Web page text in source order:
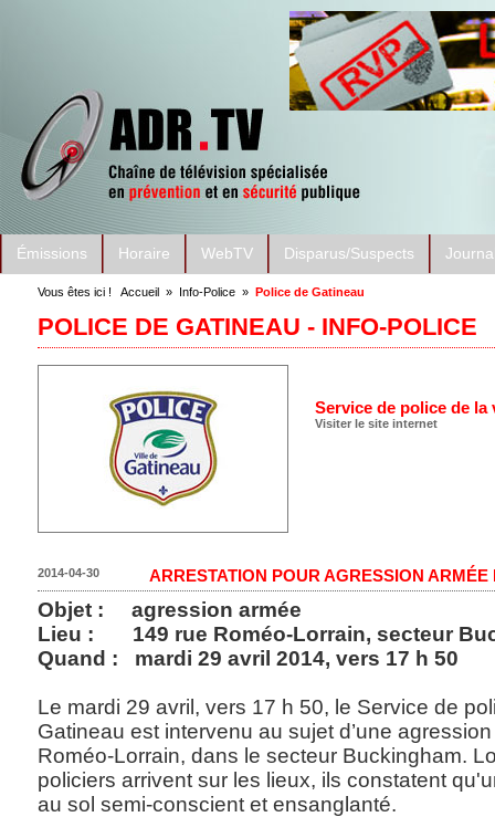
Émissions Horaire WebTV Disparus/Suspects
Vous êtes ici ! Accueil » Info-Police » Police de Gatineau
POLICE DE GATINEAU - INFO-POLICE
Service de police de la
Visiter le site internet
ARRESTATION POUR AGRESSION
2014-04-30
Objet : agression armée
Lieu : 149 rue Roméo-Lorrain, secteur
Quand : mardi 29 avril 2014, vers 17 h 50
Le mardi 29 avril, vers 17 h 50, le Service de
Gatineau est intervenu au sujet d’une
Roméo-Lorrain, dans le secteur Buckingham.
policiers arrivent sur les lieux, ils constatent
au sol semi-conscient et ensanglanté.